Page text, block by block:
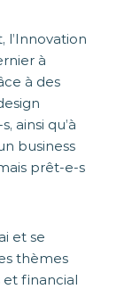
à
à des
ainsi qu’à
business
prêt-e-s
et se
thèmes
et financial